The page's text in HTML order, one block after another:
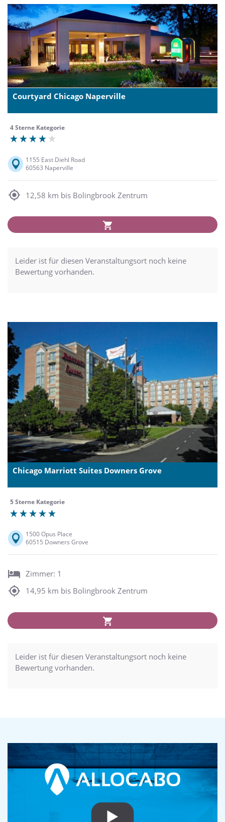
Courtyard Chicago Naperville
4 Sterne Kategorie
1155 East Diehl Road
60563 Naperville
12,58 km bis Bolingbrook Zentrum
Leider ist für diesen Veranstaltungsort noch keine
Bewertung vorhanden.
Chicago Marriott Suites Downers Grove
5 Sterne Kategorie
1500 Opus Place
60515 Downers Grove
Zimmer: 1
14,95 km bis Bolingbrook Zentrum
Leider ist für diesen Veranstaltungsort noch keine
Bewertung vorhanden.